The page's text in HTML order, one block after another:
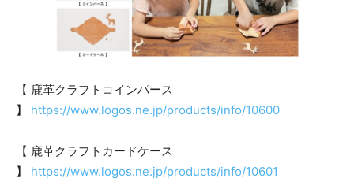
【 鹿革クラフトコインパース
】 https://www.logos.ne.jp/products/info/10600
【 鹿革クラフトカードケース
】 https://www.logos.ne.jp/products/info/10601